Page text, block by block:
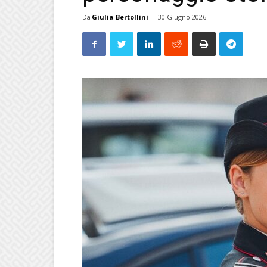
Da Giulia Bertollini - 30 Giugno 2026